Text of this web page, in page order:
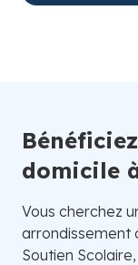
domicile
Vous cherchez
arrondissement
Soutien